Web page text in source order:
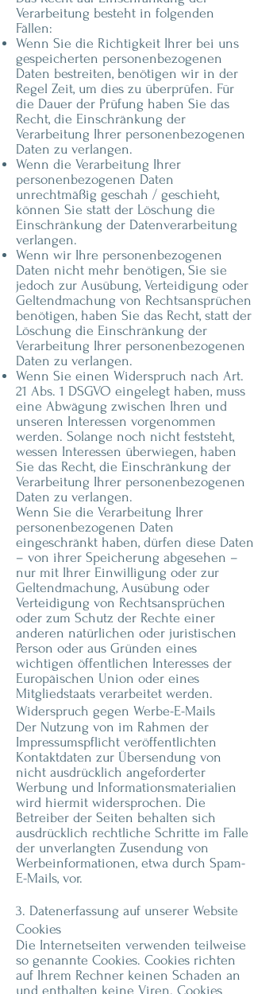
Verarbeitung besteht in folgenden
Fällen:
Wenn Sie die Richtigkeit Ihrer bei uns
gespeicherten personenbezogenen
Daten bestreiten, benötigen wir in der
Regel Zeit, um dies zu überprüfen. Für
die Dauer der Prüfung haben Sie das
Recht, die Einschränkung der
Verarbeitung Ihrer personenbezogenen
Daten zu verlangen.
Wenn die Verarbeitung Ihrer
personenbezogenen Daten
unrechtmäßig geschah / geschieht,
können Sie statt der Löschung die
Einschränkung der Datenverarbeitung
verlangen.
Wenn wir Ihre personenbezogenen
Daten nicht mehr benötigen, Sie sie
jedoch zur Ausübung, Verteidigung oder
Geltendmachung von Rechtsansprüchen
benötigen, haben Sie das Recht, statt der
Löschung die Einschränkung der
Verarbeitung Ihrer personenbezogenen
Daten zu verlangen.
Wenn Sie einen Widerspruch nach Art.
21 Abs. 1 DSGVO eingelegt haben, muss
eine Abwägung zwischen Ihren und
unseren Interessen vorgenommen
werden. Solange noch nicht feststeht,
wessen Interessen überwiegen, haben
Sie das Recht, die Einschränkung der
Verarbeitung Ihrer personenbezogenen
Daten zu verlangen.
Wenn Sie die Verarbeitung Ihrer
personenbezogenen Daten
eingeschränkt haben, dürfen diese Daten
– von ihrer Speicherung abgesehen –
nur mit Ihrer Einwilligung oder zur
Geltendmachung, Ausübung oder
Verteidigung von Rechtsansprüchen
oder zum Schutz der Rechte einer
anderen natürlichen oder juristischen
Person oder aus Gründen eines
wichtigen öffentlichen Interesses der
Europäischen Union oder eines
Mitgliedstaats verarbeitet werden.
Widerspruch gegen Werbe-E-Mails
Der Nutzung von im Rahmen der
Impressumspflicht veröffentlichten
Kontaktdaten zur Übersendung von
nicht ausdrücklich angeforderter
Werbung und Informationsmaterialien
wird hiermit widersprochen. Die
Betreiber der Seiten behalten sich
ausdrücklich rechtliche Schritte im Falle
der unverlangten Zusendung von
Werbeinformationen, etwa durch Spam-
E-Mails, vor.
3. Datenerfassung auf unserer Website
Cookies
Die Internetseiten verwenden teilweise
so genannte Cookies. Cookies richten
auf Ihrem Rechner keinen Schaden an
und enthalten keine Viren. Cookies